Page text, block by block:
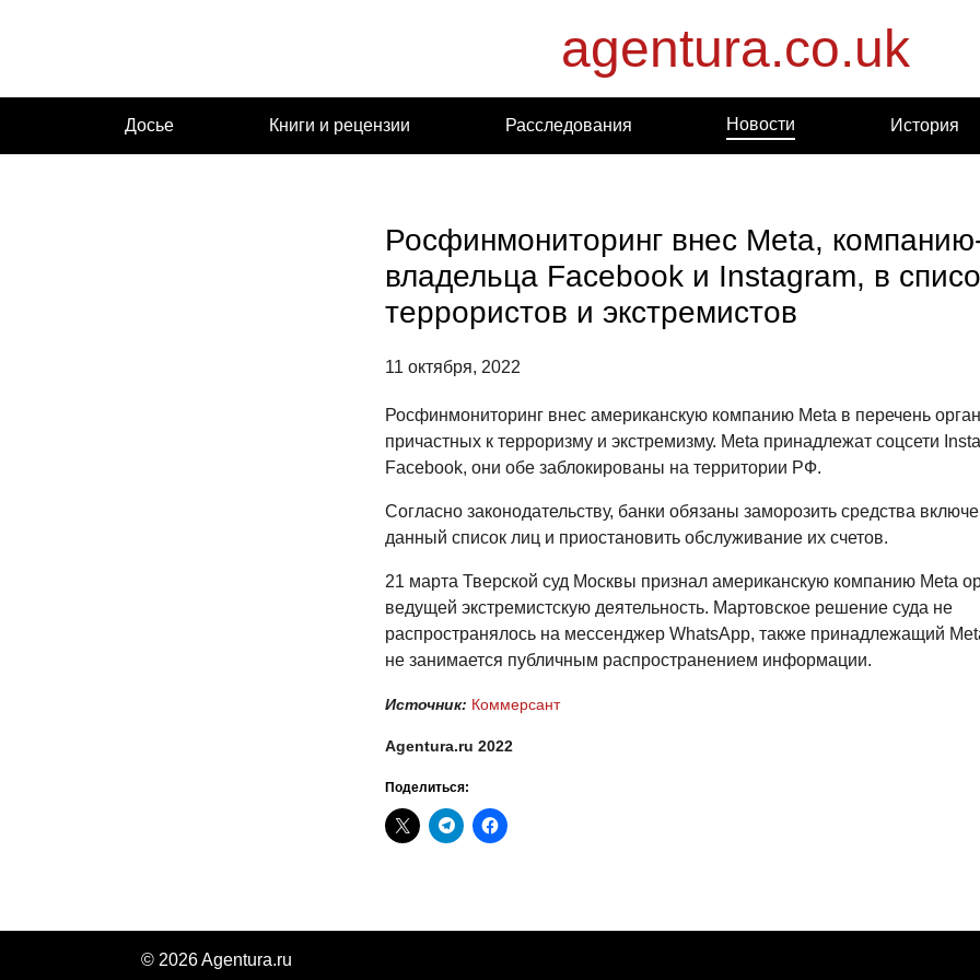
agentura.co.uk
Досье Книги и рецензии Расследования Новости История
Росфинмониторинг внес Meta,
владельца Facebook и Instagram, в
террористов и экстремистов
11 октября, 2022
Росфинмониторинг внес американскую компанию Meta в перечень
причастных к терроризму и экстремизму. Meta принадлежат соцсети
Facebook, они обе заблокированы на территории РФ.
Согласно законодательству, банки обязаны заморозить средства
данный список лиц и приостановить обслуживание их счетов.
21 марта Тверской суд Москвы признал американскую компанию Meta
ведущей экстремистскую деятельность. Мартовское решение суда не
распространялось на мессенджер WhatsApp, также принадлежащий
не занимается публичным распространением информации.
Источник: Коммерсант
Agentura.ru 2022
Поделиться:
© 2026 Agentura.ru